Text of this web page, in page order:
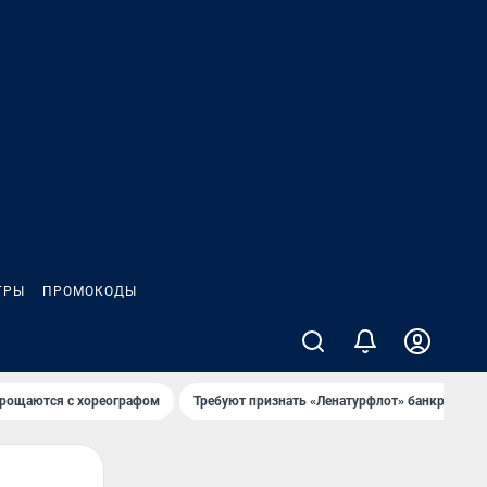
ПРОМОКОДЫ
с хореографом Требуют признать «Ленатурфлот» банкротом